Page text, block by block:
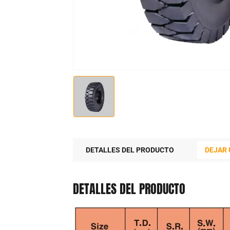
DETALLES DEL PRODUCTO DEJAR
DETALLES DEL PRODUCTO